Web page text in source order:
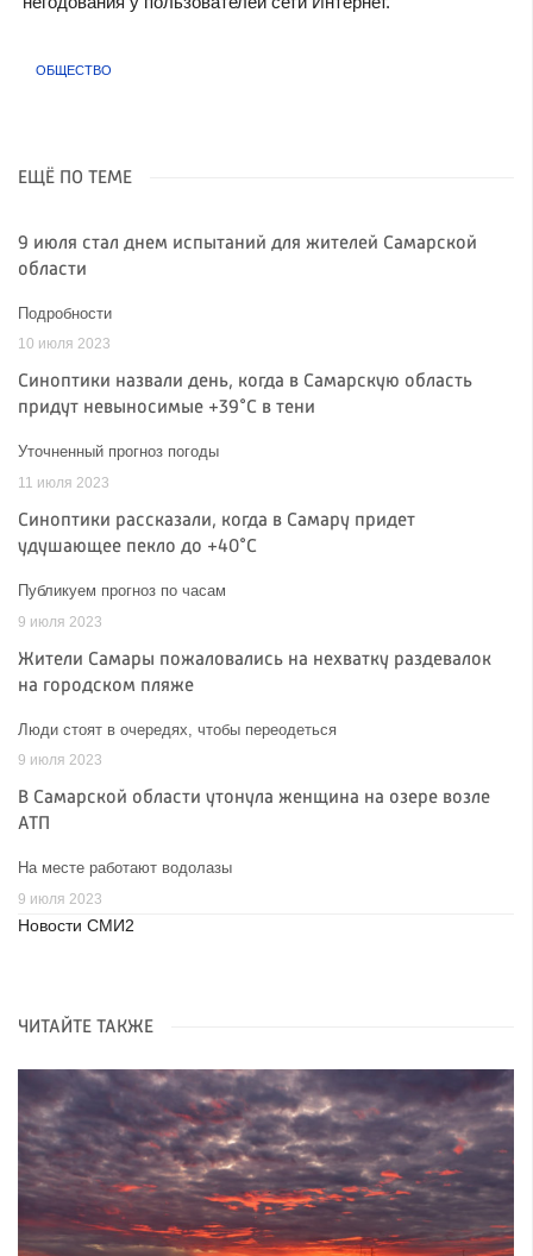
ОБЩЕСТВО
ЕЩЁ ПО ТЕМЕ
9 июля стал днем испытаний для жителей Самарской
области
Подробности
10 июля 2023
Синоптики назвали день, когда в Самарскую область
придут невыносимые +39°C в тени
Уточненный прогноз погоды
11 июля 2023
Синоптики рассказали, когда в Самару придет
удушающее пекло до +40°C
Публикуем прогноз по часам
9 июля 2023
Жители Самары пожаловались на нехватку раздевалок
на городском пляже
Люди стоят в очередях, чтобы переодеться
9 июля 2023
В Самарской области утонула женщина на озере возле
АТП
На месте работают водолазы
9 июля 2023
Новости СМИ2
ЧИТАЙТЕ ТАКЖЕ